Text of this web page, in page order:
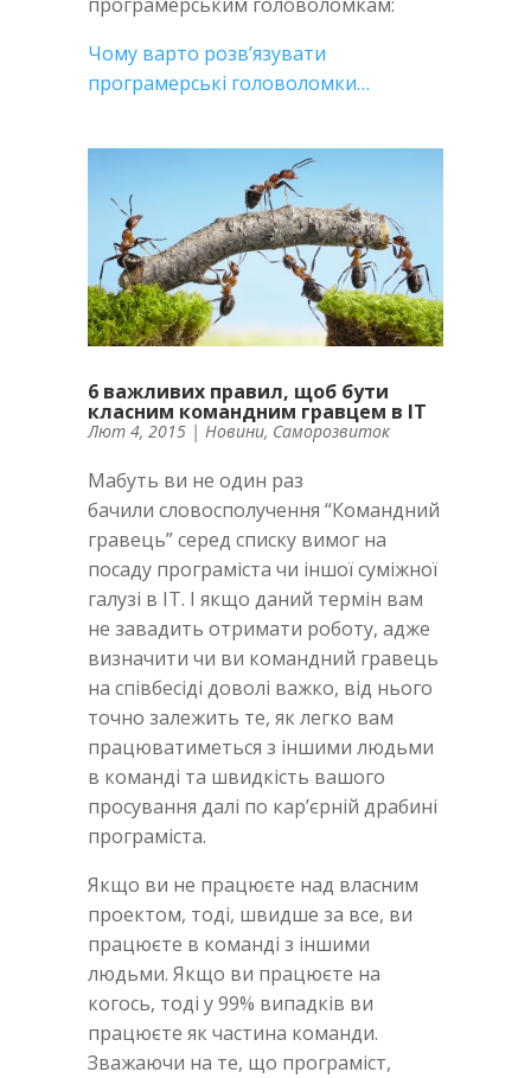
Чому варто розв’язувати
програмерські головоломки…
6 важливих правил, щоб бути
класним командним гравцем в IT
Лют 4, 2015 | Новини, Саморозвиток
Мабуть ви не один раз
бачили словосполучення “Командний
гравець” серед списку вимог на
посаду програміста чи іншої суміжної
галузі в IT. І якщо даний термін вам
не завадить отримати роботу, адже
визначити чи ви командний гравець
на співбесіді доволі важко, від нього
точно залежить те, як легко вам
працюватиметься з іншими людьми
в команді та швидкість вашого
просування далі по кар’єрній драбині
програміста.
Якщо ви не працюєте над власним
проектом, тоді, швидше за все, ви
працюєте в команді з іншими
людьми. Якщо ви працюєте на
когось, тоді у 99% випадків ви
працюєте як частина команди.
Зважаючи на те, що програміст,